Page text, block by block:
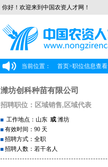
你好！欢迎来到中国农资人才网！
当前位置： 首页>职位信息查看
潍坊创科种苗有限公司
招聘职位：区域销售,区域代表
工作地点：山东 或潍坊
有效时间：90 天
招聘方式：全职
招聘人数：若干名人